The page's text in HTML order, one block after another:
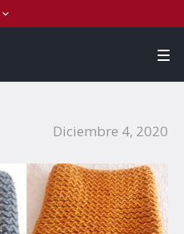
Diciembre 4, 2020